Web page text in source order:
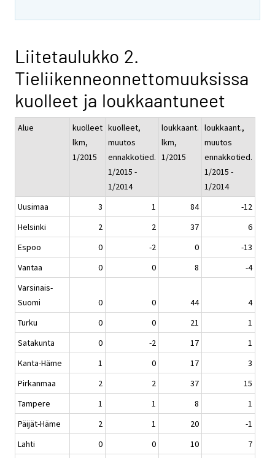
Liitetaulukko 2.
Tieliikenneonnettomuuksissa
kuolleet ja loukkaantuneet
Alue
kuolleet
lkm,
1/2015
kuolleet,
muutos
ennakkotied.
1/2015 -
1/2014
loukkaant.
lkm,
1/2015
loukkaant.,
muutos
ennakkotied.
1/2015 -
1/2014
Uusimaa
3 1 84
-12
Helsinki
2 2 37
6
Espoo
0 -2 0
-13
Vantaa
0 0 8
-4
Varsinais-
Suomi
0 0 44
4
Turku
0 0 21
1
Satakunta
0 -2 17
1
Kanta-Häme
1 0 17
3
Pirkanmaa
2 2 37
15
Tampere
1 1 8
1
Päijät-Häme
2 1 20
-1
Lahti
0 0 10
7